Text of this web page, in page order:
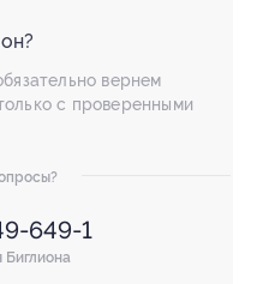
вернем
с проверенными
649-1
Биглиона